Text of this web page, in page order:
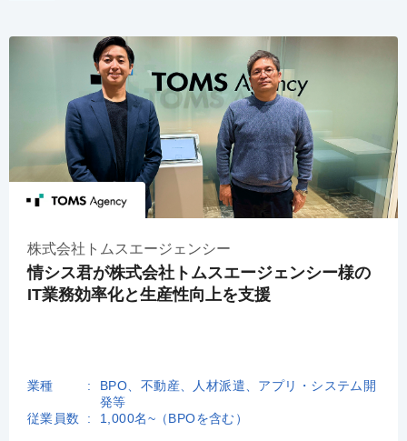
株式会社トムスエージェンシー
情シス君が株式会社トムスエージェンシー様の
IT業務効率化と生産性向上を支援
業種
BPO、不動産、人材派遣、アプリ・システム開
発等
従業員数
1,000名~（BPOを含む）